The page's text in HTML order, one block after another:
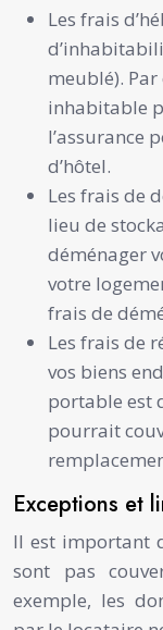
Les frais
meublé).
inhabitable
l’assurance
d’hôtel.
Les frais de
lieu de
déménager
votre
frais de
Les frais de
vos biens
portable est
pourrait
Exceptions et
Il est important
sont pas
exemple, les